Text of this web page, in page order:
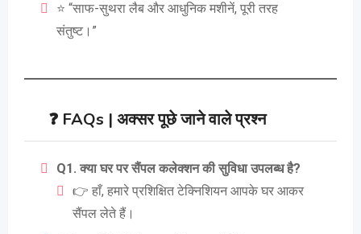
⭐ “साफ-सुथरा लैब और आधुनिक मशीनें, पूरी तरह
संतुष्ट।”
❓ FAQs | अक्सर पूछे जाने वाले प्रश्न
Q1. क्या घर पर सैंपल कलेक्शन की सुविधा उपलब्ध है?
👉 हाँ, हमारे प्रशिक्षित टेक्निशियन आपके घर आकर
सैंपल लेते हैं।